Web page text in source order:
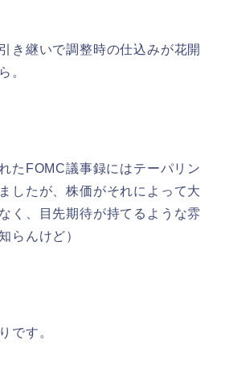
き継いで調整時の仕込みが花開
。
たFOMC議事録にはテーパリン
したが、株価がそれによって大
く、目先期待が持てるような雰
らんけど）
です。